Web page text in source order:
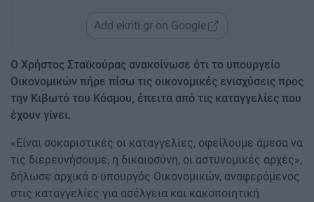
Add ekriti.gr on Google
Ο Χρήστος Σταϊκούρας ανακοίνωσε ότι το υπουργείο
Οικονομικών πήρε πίσω τις οικονομικές ενισχύσεις προς
την Κιβωτό του Κόσμου, έπειτα από τις καταγγελίες που
έχουν γίνει.
«Είναι σοκαριστικές οι καταγγελίες, οφείλουμε άμεσα να
τις διερευνήσουμε, η δικαιοσύνη, οι αστυνομικές αρχές»,
δήλωσε αρχικά ο υπουργός Οικονομικών, αναφερόμενος
στις καταγγελίες για ασέλγεια και κακοποιητική